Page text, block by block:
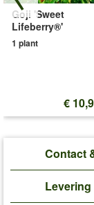
Goji 'Sweet
Lifeberry®'
1 plant
€
Contact
Levering